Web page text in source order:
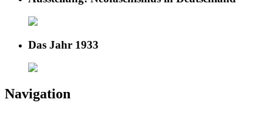
Das Jahr 1933
Navigation